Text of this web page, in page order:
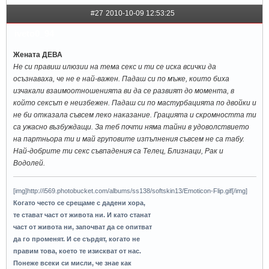
#27 2010-10-09 12:53:25
Жената ДЕВА
Не си правиш илюзии на тема секс и ти се иска всички да
осъзнаваха, че не е най-важен. Падаш си по мъже, които биха
изчакали взаимоотношенията ви да се развият до момента, в
който сексът е неизбежен. Падаш си по мастурбацията по двойки и
не би отказала съвсем леко наказание. Грацията и скромността ти
са ужасно възбуждащи. За теб почти няма тайни в удоволствието
на партньора ти и май груповите изпълнения съвсем не са табу.
Най-добрите ти секс съвпадения са Телец, Близнаци, Рак и
Водолей.
[img]http://i569.photobucket.com/albums/ss138/softskin13/Emoticon-Flip.gif[/img]
Когато често се срещаме с дадени хора,
те стават част от живота ни. И като станат
част от живота ни, започват да се опитват
да го променят. И се сърдят, когато не
правим това, което те изискват от нас.
Понеже всеки си мисли, че знае как